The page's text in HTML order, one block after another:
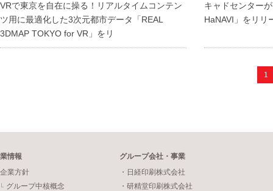
VRで東京を自在に操る！リアルタイムコンテン
ツ用に最適化した3次元都市データ「REAL
3DMAP TOKYO for VR」をリ
キャドセンター
HaNAVI」をリリ
1
情報
業方針
グループ中核概念
グループ会社・事業
・日経印刷株式会社
・研精堂印刷株式会社